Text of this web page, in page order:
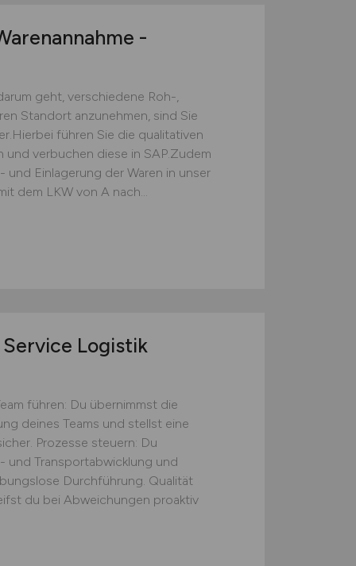
-
geht, verschiedene Roh-,
Standort anzunehmen, sind Sie
führen Sie die qualitativen
verbuchen diese in SAP.Zudem
Einlagerung der Waren in unser
dem LKW von A nach...
Logistik
führen: Du übernimmst die
deines Teams und stellst eine
Prozesse steuern: Du
und Transportabwicklung und
Durchführung. Qualität
du bei Abweichungen proaktiv